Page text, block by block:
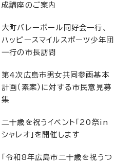
成講座のご案内
大町バレーボール同好会一行、
ハッピースマイルスポーツ少年団
一行の市長訪問
第4次広島市男女共同参画基本
計画（素案）に対する市民意見募
集
二十歳を祝うイベント「20祭in
シャレオ」を開催します
「令和8年広島市二十歳を祝うつ